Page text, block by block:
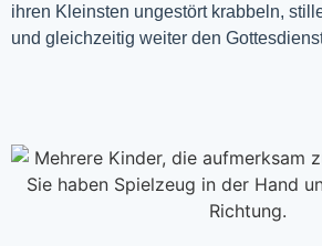
ihren Kleinsten ungestört krabbeln,
und gleichzeitig weiter den